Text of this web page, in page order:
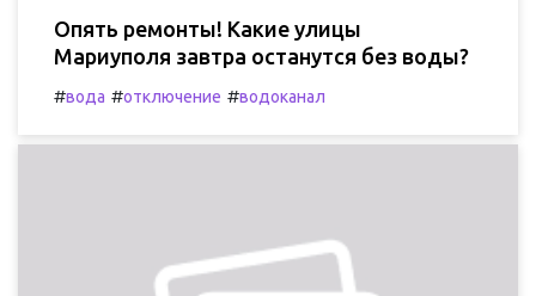
Опять ремонты! Какие улицы
Мариуполя завтра останутся без воды?
#вода #отключение #водоканал